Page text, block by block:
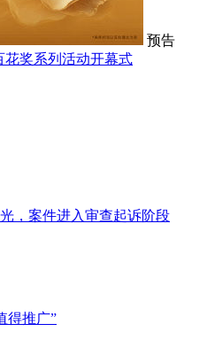
预告
花奖系列活动开幕式
，案件进入审查起诉阶段
得推广”